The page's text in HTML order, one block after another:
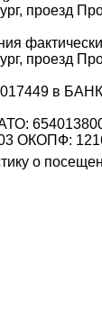
проезд
проезд
в
ОКОПФ:
о